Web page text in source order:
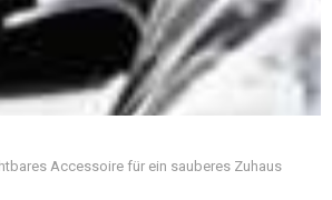
Accessoire für ein sauberes Zuhaus